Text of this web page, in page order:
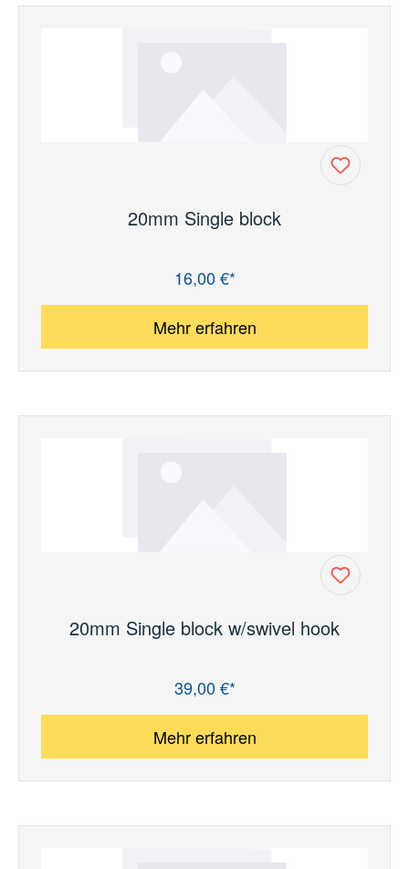
20mm Single block
16,00 €*
Mehr erfahren
20mm Single block w/swivel hook
39,00 €*
Mehr erfahren